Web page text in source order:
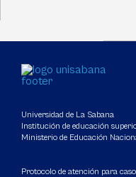
Universidad de La Sabana
Institución de educación
Ministerio de Educación
Protocolo de atención para